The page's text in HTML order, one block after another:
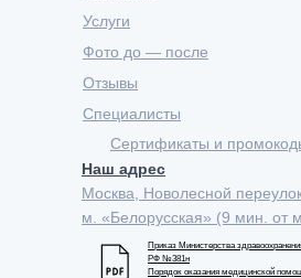
Специалисты
Фото до — после
Наш адрес
Москва, Новолесной
м. «Белорусская» (9 мин. от
Услуги
Отзывы
Приказ Министерства
РФ №381н
Порядок оказания медицинской
Сертификаты и